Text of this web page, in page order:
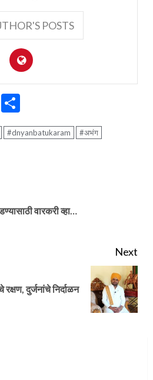
POSTS
Email
#dnyanbatukaram
#अभंग
वारकरी व्हा…
Next
दुर्जनांचे निर्दाळन